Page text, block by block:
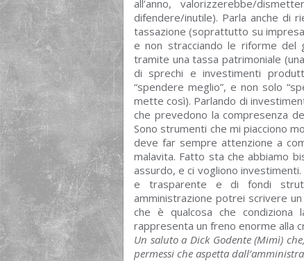
all’anno, valorizzerebbe/
difendere/inutile). Parla anche di
tassazione (soprattutto su
e non stracciando le riforme del
tramite una tassa patrimoniale
di sprechi e investimenti
“spendere meglio”, e non solo
mette così). Parlando di
che prevedono la compresenza
Sono strumenti che mi piacciono
deve far sempre attenzione a
malavita. Fatto sta che abbiamo
assurdo, e ci vogliono
e trasparente e di fondi
amministrazione potrei scrivere
che è qualcosa che
rappresenta un freno enorme alla
Un saluto a Dick Godente (Mimì)
permessi che aspetta